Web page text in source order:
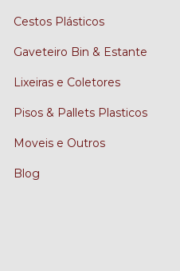
Cestos Plásticos
Gaveteiro Bin & Estante
Lixeiras e Coletores
Pisos & Pallets Plasticos
Moveis e Outros
Blog